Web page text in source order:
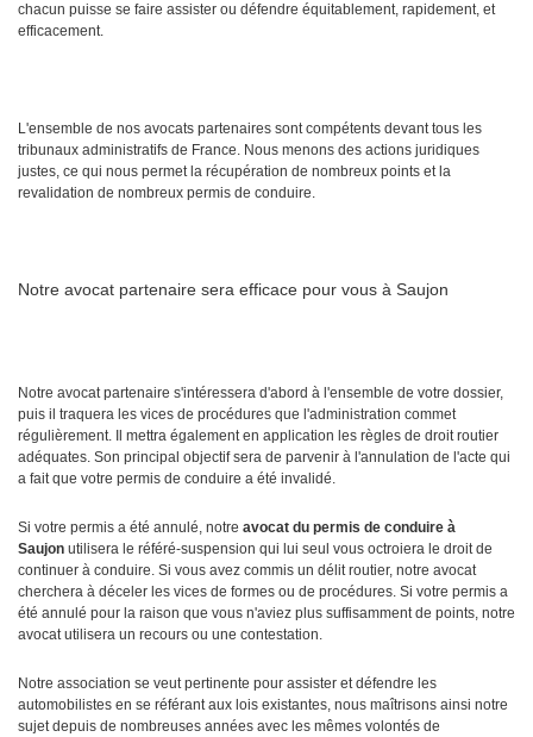
chacun puisse se faire assister ou défendre équitablement, rapidement, et
efficacement.
L'ensemble de nos avocats partenaires sont compétents devant tous les
tribunaux administratifs de France. Nous menons des actions juridiques
justes, ce qui nous permet la récupération de nombreux points et la
revalidation de nombreux permis de conduire.
Notre avocat partenaire sera efficace pour vous à Saujon
Notre avocat partenaire s'intéressera d'abord à l'ensemble de votre dossier,
puis il traquera les vices de procédures que l'administration commet
régulièrement. Il mettra également en application les règles de droit routier
adéquates. Son principal objectif sera de parvenir à l'annulation de l'acte qui
a fait que votre permis de conduire a été invalidé.
Si votre permis a été annulé, notre avocat du permis de conduire à
Saujon utilisera le référé-suspension qui lui seul vous octroiera le droit de
continuer à conduire. Si vous avez commis un délit routier, notre avocat
cherchera à déceler les vices de formes ou de procédures. Si votre permis a
été annulé pour la raison que vous n'aviez plus suffisamment de points, notre
avocat utilisera un recours ou une contestation.
Notre association se veut pertinente pour assister et défendre les
automobilistes en se référant aux lois existantes, nous maîtrisons ainsi notre
sujet depuis de nombreuses années avec les mêmes volontés de